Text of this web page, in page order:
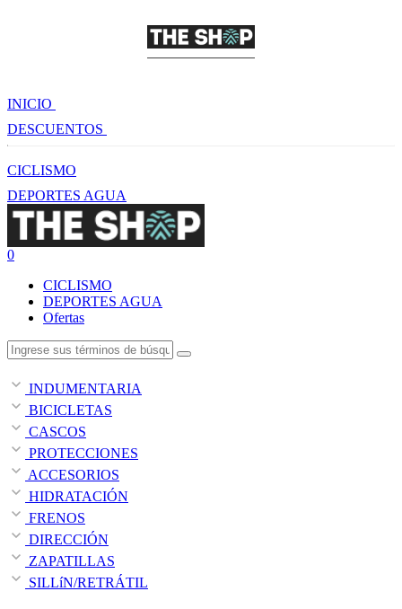
INICIO
DESCUENTOS
CICLISMO
DEPORTES AGUA
0
CICLISMO
DEPORTES AGUA
Ofertas
INDUMENTARIA
BICICLETAS
CASCOS
PROTECCIONES
ACCESORIOS
HIDRATACIÓN
FRENOS
DIRECCIÓN
ZAPATILLAS
SILLíN/RETRÁTIL